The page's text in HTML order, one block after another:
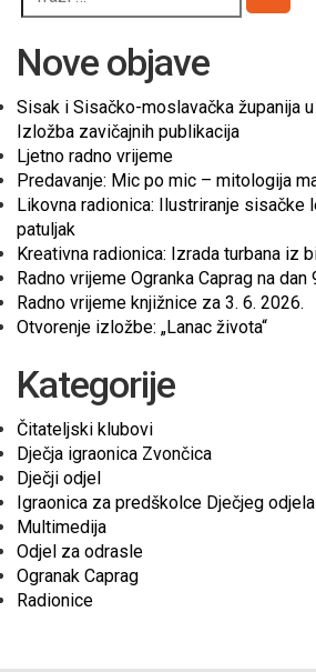
Nove objave
Sisak i Sisačko-moslavačka županija
Izložba zavičajnih publikacija
Ljetno radno vrijeme
Predavanje: Mic po mic – mitologija
Likovna radionica: Ilustriranje sisačke
patuljak
Kreativna radionica: Izrada turbana iz
Radno vrijeme Ogranka Caprag na dan
Radno vrijeme knjižnice za 3. 6. 2026.
Otvorenje izložbe: „Lanac života“
Kategorije
Čitateljski klubovi
Dječja igraonica Zvončica
Dječji odjel
Igraonica za predškolce Dječjeg odjela
Multimedija
Odjel za odrasle
Ogranak Caprag
Radionice